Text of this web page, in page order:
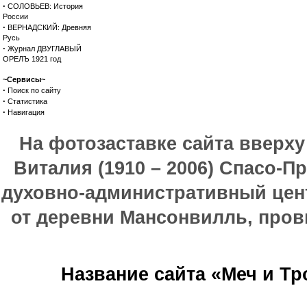
· СОЛОВЬЕВ: История
России
· ВЕРНАДСКИЙ: Древняя
Русь
· Журнал ДВУГЛАВЫЙ
ОРЕЛЪ 1921 год
~Сервисы~
· Поиск по сайту
· Статистика
· Навигация
На фотозаставке сайта
Виталия (1910 – 2006) Спасо-
духовно-административный
от деревни Мансонвилль,
Название сайта «Меч и